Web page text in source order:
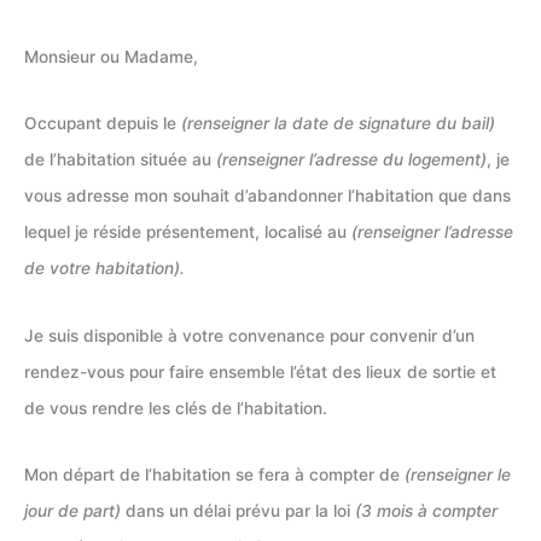
Monsieur ou Madame,
Occupant depuis le (renseigner la date de signature du bail)
de l’habitation située au (renseigner l’adresse du logement), je
vous adresse mon souhait d’abandonner l’habitation que dans
lequel je réside présentement, localisé au (renseigner l’adresse
de votre habitation).
Je suis disponible à votre convenance pour convenir d’un
rendez-vous pour faire ensemble l’état des lieux de sortie et
de vous rendre les clés de l’habitation.
Mon départ de l’habitation se fera à compter de (renseigner le
jour de part) dans un délai prévu par la loi (3 mois à compter